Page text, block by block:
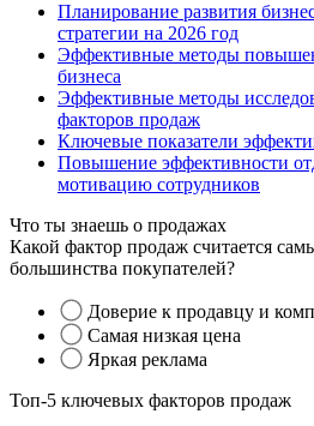
Планирование развития
стратегии на 2026 год
Эффективные методы
бизнеса
Эффективные методы
факторов продаж
Ключевые показатели
Повышение эффективности
мотивацию сотрудников
Что ты знаешь о продажах
Какой фактор продаж считается
большинства покупателей?
Доверие к продавцу и
Самая низкая цена
Яркая реклама
Топ-5 ключевых факторов продаж